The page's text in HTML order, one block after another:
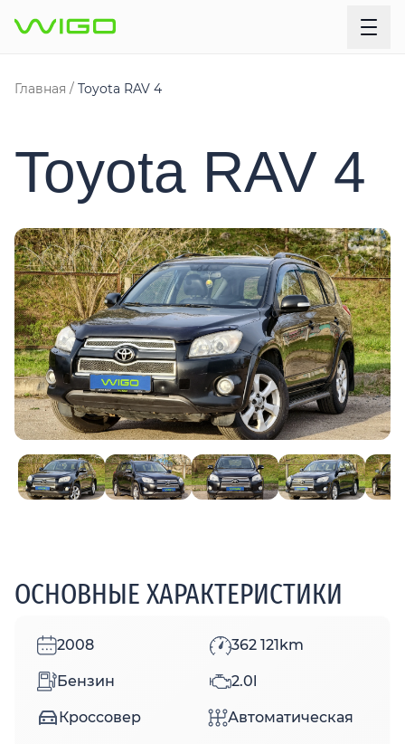
Главная Toyota RAV 4
Toyota RAV 4
ОСНОВНЫЕ ХАРАКТЕРИСТИКИ
2008 362 121km
Бензин 2.0l
Кроссовер Автоматическая